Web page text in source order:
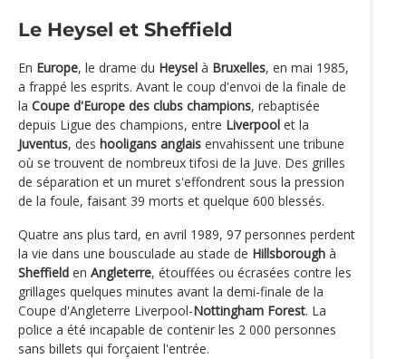
Le Heysel et Sheffield
En Europe, le drame du Heysel à Bruxelles, en mai 1985,
a frappé les esprits. Avant le coup d'envoi de la finale de
la Coupe d'Europe des clubs champions, rebaptisée
depuis Ligue des champions, entre Liverpool et la
Juventus, des hooligans anglais envahissent une tribune
où se trouvent de nombreux tifosi de la Juve. Des grilles
de séparation et un muret s'effondrent sous la pression
de la foule, faisant 39 morts et quelque 600 blessés.
Quatre ans plus tard, en avril 1989, 97 personnes perdent
la vie dans une bousculade au stade de Hillsborough à
Sheffield en Angleterre, étouffées ou écrasées contre les
grillages quelques minutes avant la demi-finale de la
Coupe d'Angleterre Liverpool-Nottingham Forest. La
police a été incapable de contenir les 2 000 personnes
sans billets qui forçaient l'entrée.